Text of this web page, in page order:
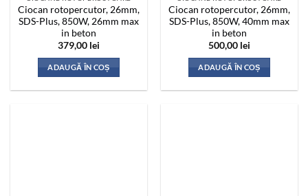
Ciocan rotopercutor, 26mm,
SDS-Plus, 850W, 26mm max
in beton
379,00 lei
ADAUGĂ ÎN COȘ
Ciocan rotopercutor, 26mm,
SDS-Plus, 850W, 40mm max
in beton
500,00 lei
ADAUGĂ ÎN COȘ